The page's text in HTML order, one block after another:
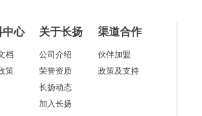
中心
档
策
关于长扬
公司介绍
荣誉资质
长扬动态
加入长扬
渠道合作
伙伴加盟
政策及支持